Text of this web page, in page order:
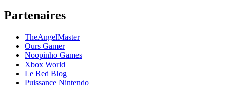
Partenaires
TheAngelMaster
Ours Gamer
Noopinho Games
Xbox World
Le Red Blog
Puissance Nintendo